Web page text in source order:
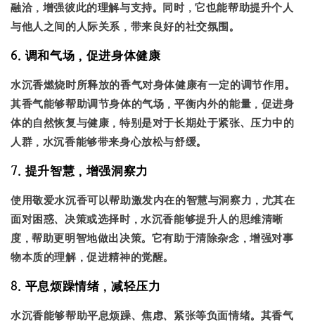
融洽，增强彼此的理解与支持。同时，它也能帮助提升个人
与他人之间的人际关系，带来良好的社交氛围。
6. 调和气场，促进身体健康
水沉香燃烧时所释放的香气对身体健康有一定的调节作用。
其香气能够帮助调节身体的气场，平衡内外的能量，促进身
体的自然恢复与健康，特别是对于长期处于紧张、压力中的
人群，水沉香能够带来身心放松与舒缓。
7. 提升智慧，增强洞察力
使用敬爱水沉香可以帮助激发内在的智慧与洞察力，尤其在
面对困惑、决策或选择时，水沉香能够提升人的思维清晰
度，帮助更明智地做出决策。它有助于清除杂念，增强对事
物本质的理解，促进精神的觉醒。
8. 平息烦躁情绪，减轻压力
水沉香能够帮助平息烦躁、焦虑、紧张等负面情绪。其香气